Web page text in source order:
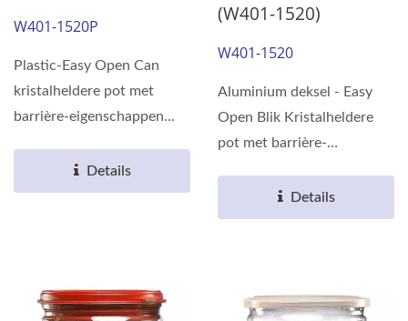
W401-1520P
Plastic-Easy Open Can
kristalheldere pot met
barrière-eigenschappen
milieuvriendelijk...
Details
(W401-1520)
W401-1520
Aluminium deksel - Easy
Open Blik Kristalheldere
pot met barrière-
van milieuvriendelijk...
Details